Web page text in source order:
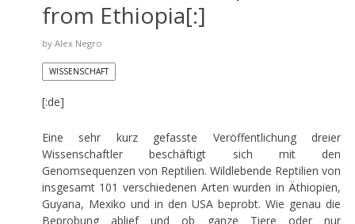
from Ethiopia[:]
by Alex Negro
WISSENSCHAFT
[:de]
Eine sehr kurz gefasste Veröffentlichung dreier
Wissenschaftler beschäftigt sich mit den
Genomsequenzen von Reptilien. Wildlebende Reptilien von
insgesamt 101 verschiedenen Arten wurden in Äthiopien,
Guyana, Mexiko und in den USA beprobt. Wie genau die
Beprobung ablief und ob ganze Tiere oder nur